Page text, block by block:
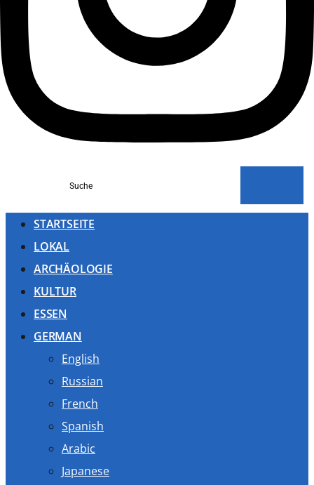
Suche
STARTSEITE
LOKAL
ARCHÄOLOGIE
KULTUR
ESSEN
GERMAN
English
Russian
French
Spanish
Arabic
Japanese